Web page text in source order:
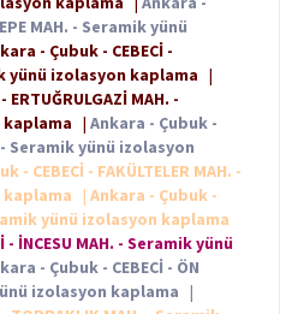
MAH. - Seramik yünü
- Çubuk - CEBECİ -
yünü izolasyon kaplama |
MAH. -
| Ankara - Çubuk -
- Seramik yünü izolasyon
- CEBECİ - FAKÜLTELER MAH. -
kaplama
| Ankara - Çubuk -
yünü izolasyon kaplama
- İNCESU MAH. - Seramik yünü
- Çubuk - CEBECİ - ÖN
izolasyon kaplama |